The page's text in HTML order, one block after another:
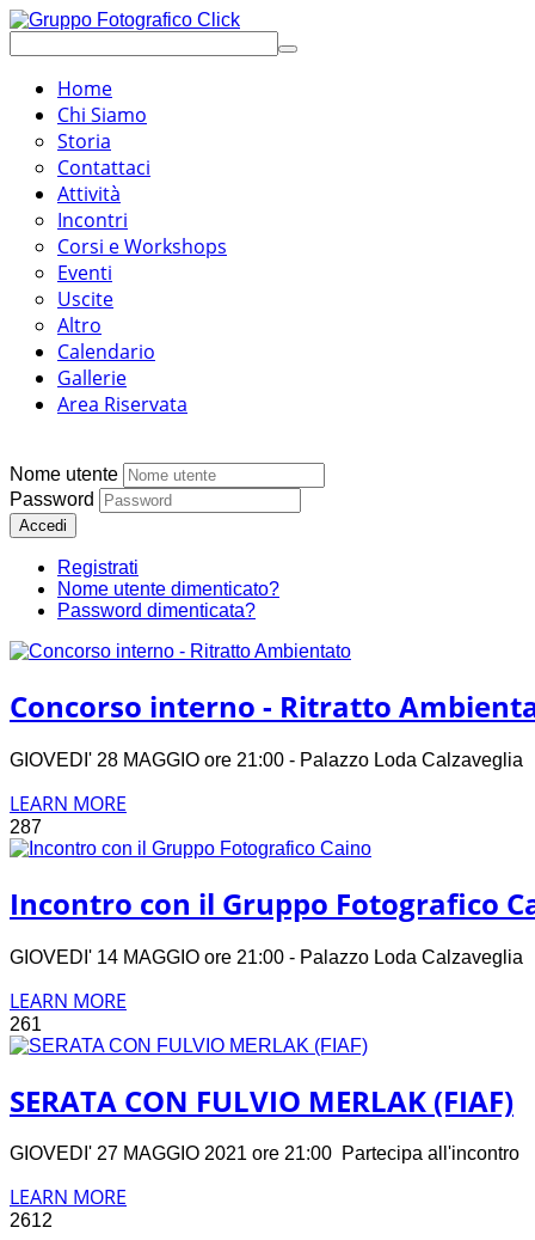
Home
Chi Siamo
Storia
Contattaci
Attività
Incontri
Corsi e Workshops
Eventi
Uscite
Altro
Calendario
Gallerie
Area Riservata
Nome utente
Password
Accedi
Registrati
Nome utente dimenticato?
Password dimenticata?
Concorso interno - Ritratto
GIOVEDI' 28 MAGGIO ore 21:00 - Palazzo Loda
LEARN MORE
287
Incontro con il Gruppo Fotografico
GIOVEDI' 14 MAGGIO ore 21:00 - Palazzo Loda
LEARN MORE
261
SERATA CON FULVIO MERLAK (FIAF)
GIOVEDI' 27 MAGGIO 2021 ore 21:00 Partecipa all'incontro
LEARN MORE
2612